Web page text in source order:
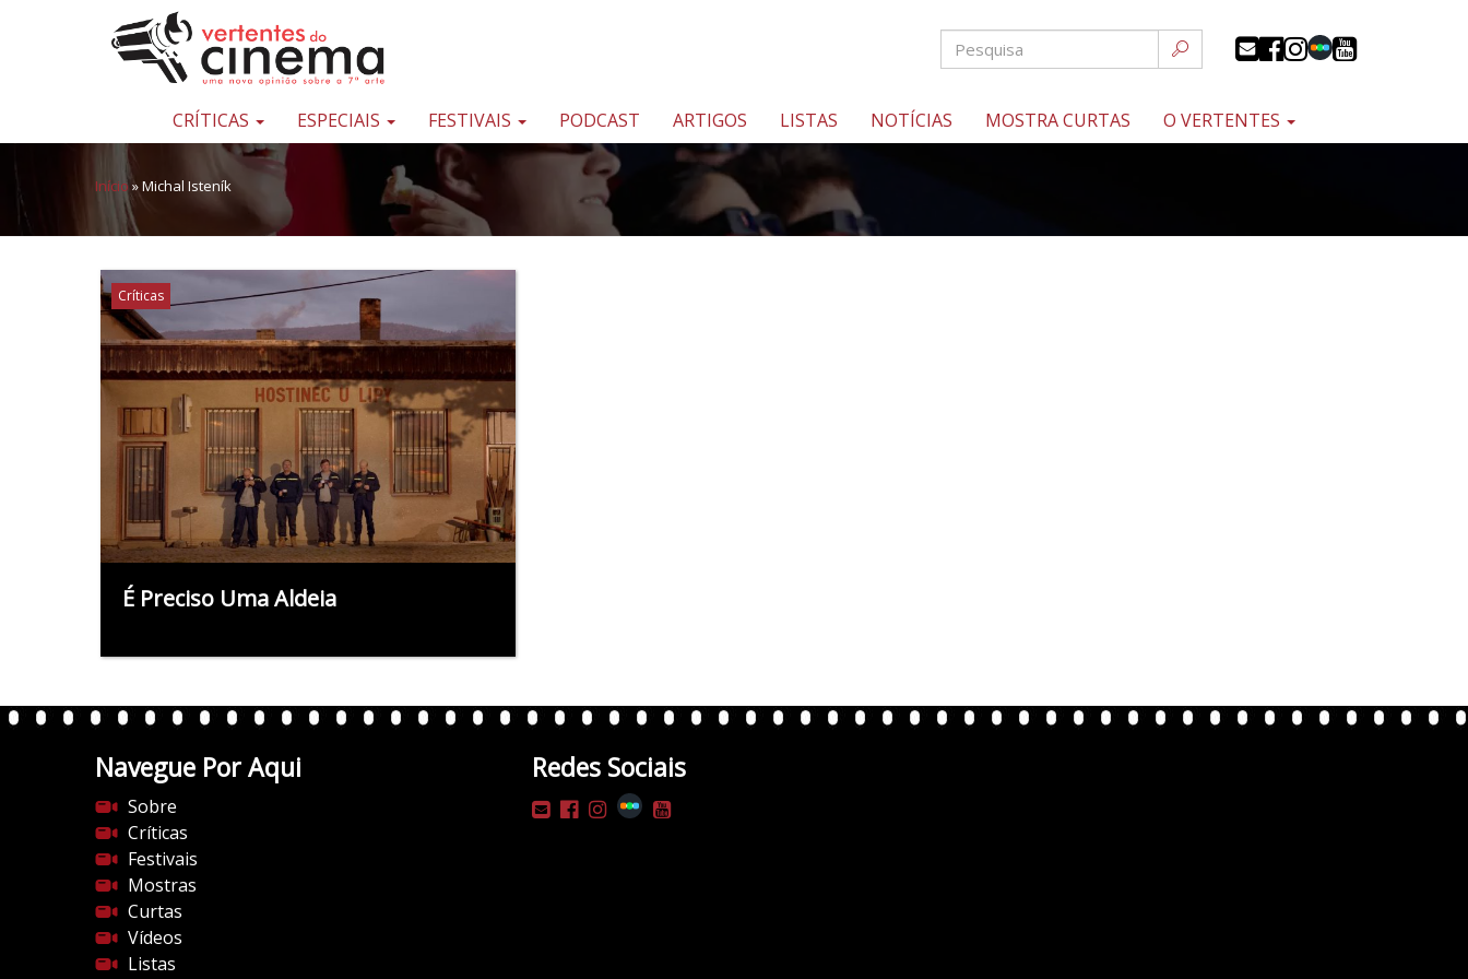
Pular para o conteúdo
Uma
sobre
sétima
arte
CRÍTICAS ESPECIAIS FESTIVAIS PODCAST ARTIGOS LISTAS NOTÍCIAS MOSTRA CURTAS O VERTENTES
Início »Michal Isteník
Críticas
É Preciso Uma Aldeia
Navegue Por Aqui
Sobre
Críticas
Festivais
Mostras
Curtas
Vídeos
Listas
Redes Sociais